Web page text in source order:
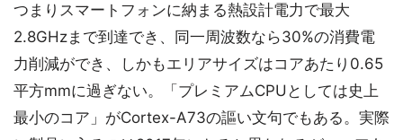
つまりスマートフォンに納まる熱設計電力で最大
2.8GHzまで到達でき、同一周波数なら30%の消費電
力削減ができ、しかもエリアサイズはコアあたり0.65
平方mmに過ぎない。「プレミアムCPUとしては史上
最小のコア」がCortex-A73の謳い文句でもある。実際